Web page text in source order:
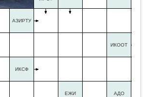
АЗИРТУ
ИКООТ
ИКСФ
ЕЖИ АДО